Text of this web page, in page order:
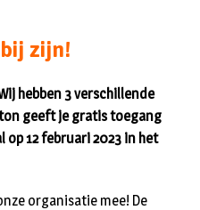
zijn!
hebben 3 verschillende
geeft je gratis toegang
op 12 februari 2023 in het
organisatie mee! De